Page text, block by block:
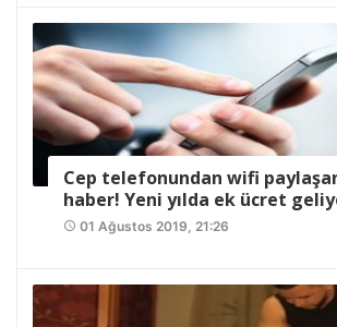
Cep telefonundan wifi
haber! Yeni yılda ek ücret
access_time 01 Ağustos 2019, 21:26